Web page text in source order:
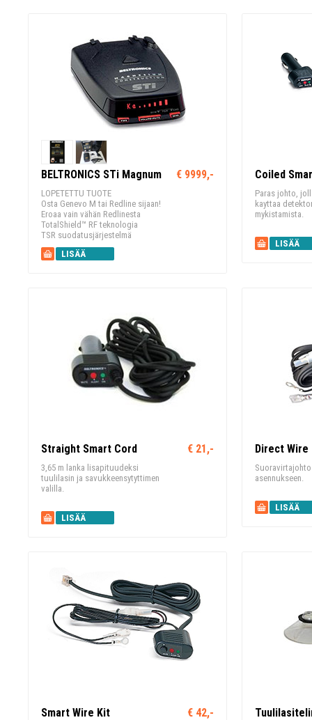
BELTRONICS STi Magnum € 9999,-
LOPETETTU TUOTE
Osta Genevo M tai Redline sijaan!
Eroaa vain vähän Redlinesta
TotalShield™ RF teknologia
TSR suodatusjärjestelmä
LISÄÄ
Coiled
Paras johto,
kayttaa
mykistamista.
LISÄÄ
Straight Smart Cord € 21,-
3,65 m lanka lisapituudeksi
tuulilasin ja savukkeensytyttimen
valilla.
LISÄÄ
Direct Wire
asennukseen.
LISÄÄ
Smart Wire Kit € 42,-